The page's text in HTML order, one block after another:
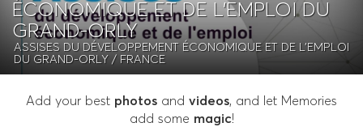
ÉCONOMIQUE ET DE L'EMPLOI DU
GRAND-ORLY
ASSISES DU DÉVELOPPEMENT ÉCONOMIQUE ET DE L'EMPLOI
DU GRAND-ORLY/ FRANCE
Add your best photos and videos, and let Memories
add some magic!